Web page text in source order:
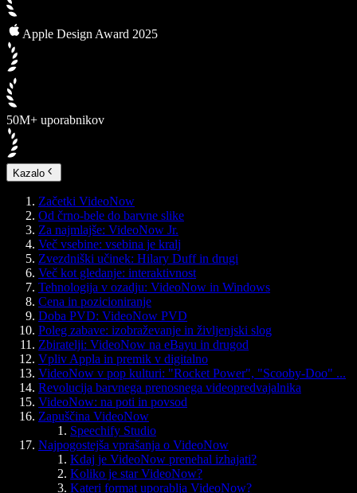
Apple Design Award 2025
50M+ uporabnikov
Kazalo
Začetki VideoNow
Od črno-bele do barvne slike
Za najmlajše: VideoNow Jr.
Več vsebine: vsebina je kralj
Zvezdniški učinek: Hilary Duff in drugi
Več kot gledanje: interaktivnost
Tehnologija v ozadju: VideoNow in Windows
Cena in pozicioniranje
Doba PVD: VideoNow PVD
Poleg zabave: izobraževanje in življenjski slog
Zbiratelji: VideoNow na eBayu in drugod
Vpliv Appla in premik v digitalno
VideoNow v pop kulturi: "Rocket Power", "Scooby-Doo" ...
Revolucija barvnega prenosnega videopredvajalnika
VideoNow: na poti in povsod
Zapuščina VideoNow
Speechify Studio
Najpogostejša vprašanja o VideoNow
Kdaj je VideoNow prenehal izhajati?
Koliko je star VideoNow?
Kateri format uporablja VideoNow?